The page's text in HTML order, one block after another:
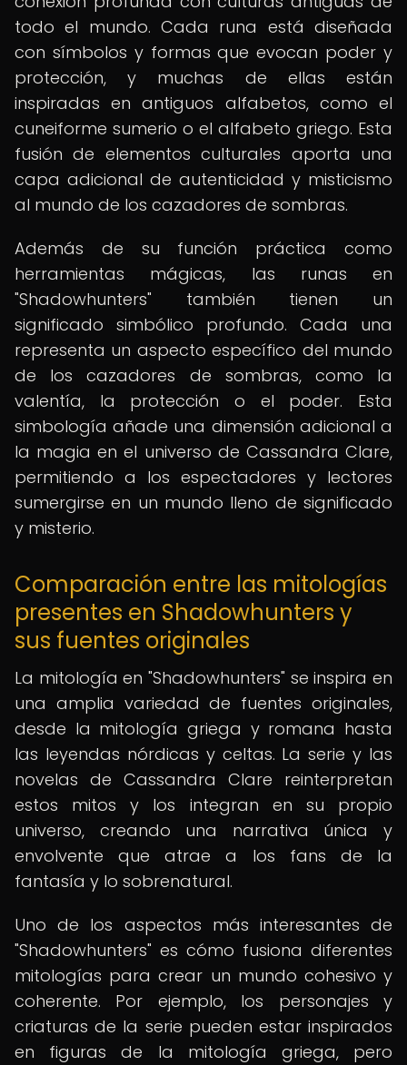
todo el mundo. Cada runa está diseñada
con símbolos y formas que evocan poder y
protección, y muchas de ellas están
inspiradas en antiguos alfabetos, como el
cuneiforme sumerio o el alfabeto griego. Esta
fusión de elementos culturales aporta una
capa adicional de autenticidad y misticismo
al mundo de los cazadores de sombras.
Además de su función práctica como
herramientas mágicas, las runas en
"Shadowhunters" también tienen un
significado simbólico profundo. Cada una
representa un aspecto específico del mundo
de los cazadores de sombras, como la
valentía, la protección o el poder. Esta
simbología añade una dimensión adicional a
la magia en el universo de Cassandra Clare,
permitiendo a los espectadores y lectores
sumergirse en un mundo lleno de significado
y misterio.
Comparación entre las mitologías
presentes en Shadowhunters y
sus fuentes originales
La mitología en "Shadowhunters" se inspira en
una amplia variedad de fuentes originales,
desde la mitología griega y romana hasta
las leyendas nórdicas y celtas. La serie y las
novelas de Cassandra Clare reinterpretan
estos mitos y los integran en su propio
universo, creando una narrativa única y
envolvente que atrae a los fans de la
fantasía y lo sobrenatural.
Uno de los aspectos más interesantes de
"Shadowhunters" es cómo fusiona diferentes
mitologías para crear un mundo cohesivo y
coherente. Por ejemplo, los personajes y
criaturas de la serie pueden estar inspirados
en figuras de la mitología griega, pero